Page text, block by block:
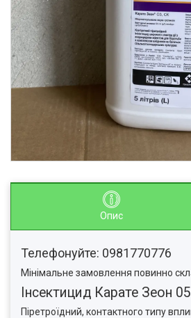
Опис
Телефонуйте: 0981770776
Мінімальне замовлення повинно
Інсектицид Карате Зеон
Піретроїдний, контактного типу